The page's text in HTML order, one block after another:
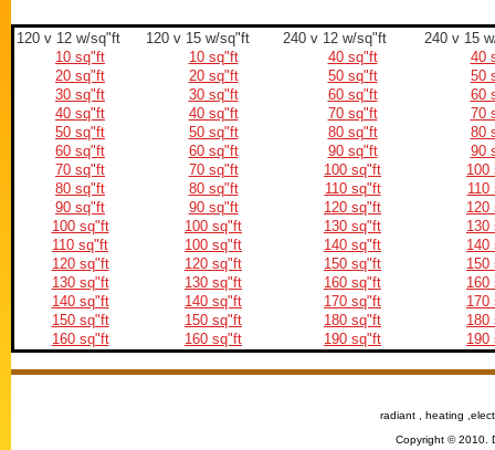
120 v 12 w/sq"ft 120 v 15 w/sq"ft 240 v 12 w/sq"ft
240 v 15
10 sq"ft
10 sq"ft 40 sq"ft
40
20 sq"ft
20 sq"ft 50 sq"ft
50
30 sq"ft
30 sq"ft 60 sq"ft
60
40 sq"ft
40 sq"ft 70 sq"ft
70
50 sq"ft
50 sq"ft 80 sq"ft
80
60 sq"ft
60 sq"ft 90 sq"ft
90
70 sq"ft
70 sq"ft 100 sq"ft
100
80 sq"ft
80 sq"ft 110 sq"ft
110
90 sq"ft
90 sq"ft 120 sq"ft
120
100 sq"ft
100 sq"ft 130 sq"ft
130
110 sq"ft
100 sq"ft 140 sq"ft
140
120 sq"ft
120 sq"ft 150 sq"ft
150
130 sq"ft
130 sq"ft 160 sq"ft
160
140 sq"ft
140 sq"ft 170 sq"ft
170
150 sq"ft
150 sq"ft 180 sq"ft
180
160 sq"ft
160 sq"ft 190 sq"ft 190
radiant , heating
Copyright © 2010.